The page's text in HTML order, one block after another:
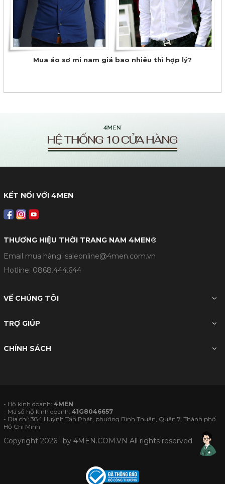
Mua áo sơ mi nam giá bao nhiêu thì hợp lý?
KẾT NỐI VỚI 4MEN
THƯƠNG HIỆU THỜI TRANG NAM 4MEN®
Email mua hàng: saleonline@4men.com.vn
Hotline: 0868.444.644
VỀ CHÚNG TÔI
TRỢ GIÚP
CHÍNH SÁCH
- Hộ kinh doanh:4MEN
- Mã số hộ kinh doanh:41G8046657
- Địa chỉ: 384 Huỳnh Tấn Phát, phường Bình Thuận, Quận 7, Thành phố
Hồ Chí Minh
Copyright 2026 · by4MEN.COM.VN All rights reserved